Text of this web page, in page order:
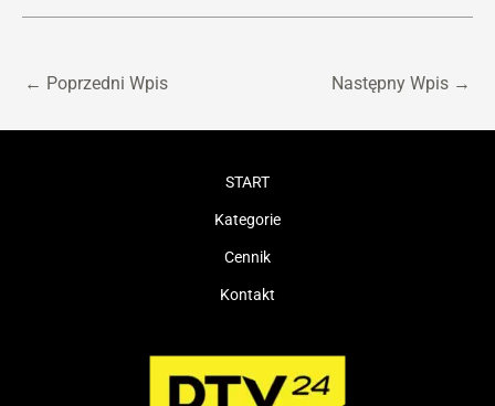
← Poprzedni Wpis Następny Wpis →
START
Kategorie
Cennik
Kontakt